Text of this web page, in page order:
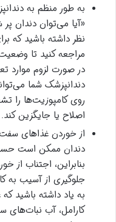
به طور منظم به
«آیا می‌توان دندان پر
نظر داشته باشید که
مراجعه کنید تا
در صورت لزوم موارد
دندانپزشک شما
روی کامپوزیت‌ها را
اصلاح یا جایگزین کند.
از خوردن غذاهای
دندان ممکن است
بنابراین، اجتناب
جلوگیری از آسیب به
به یاد داشته باشید
کارامل، آب نبات‌های